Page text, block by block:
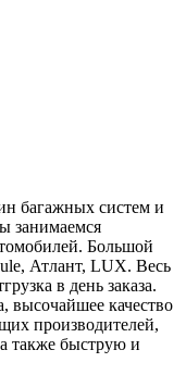
багажных систем и
занимаемся
Большой
Атлант, LUX. Весь
в день заказа.
высочайшее качество
производителей,
также быструю и